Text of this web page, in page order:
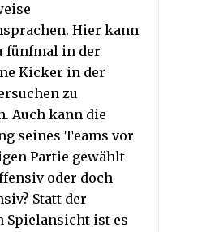
Hier kann
fünfmal in der
Kicker in der
zu
Auch kann die
seines Teams vor
Partie gewählt
oder doch
Statt der
Spielansicht ist es